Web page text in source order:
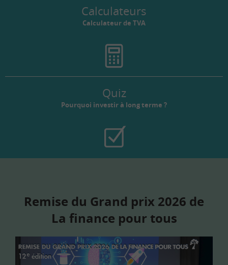
Calculateurs
Calculateur de TVA
Quiz
Pourquoi investir à long terme ?
Remise du Grand prix 2026 de
La finance pour tous